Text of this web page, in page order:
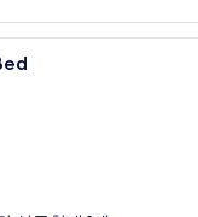
Studio Loft,